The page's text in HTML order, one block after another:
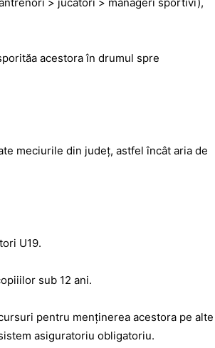
acestora în drumul spre
meciurile din județ, astfel încât aria de
U19.
sub 12 ani.
pentru menținerea acestora pe alte
asiguratoriu obligatoriu.